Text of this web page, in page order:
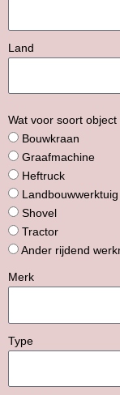
Land
Wat voor soort
Bouwkraan
Graafmachine
Heftruck
Landbouwwerktuig
Shovel
Tractor
Ander rijdend
Merk
Type